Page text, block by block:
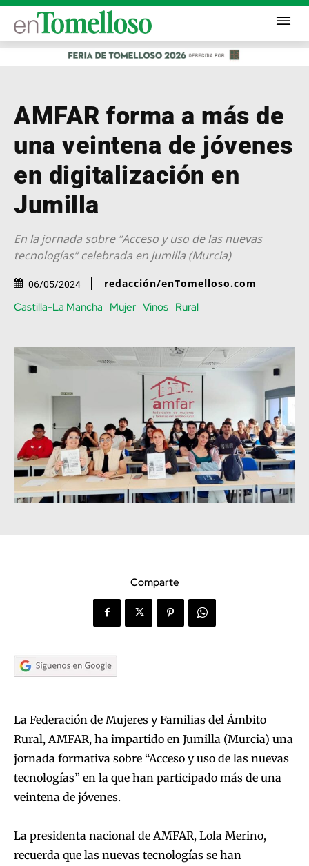
AMFAR forma a más de
una veintena de jóvenes
en digitalización en
Jumilla
En la jornada sobre “Acceso y uso de las nuevas
tecnologías” celebrada en Jumilla (Murcia)
06/05/2024 redacción/enTomelloso.com
Castilla-La Mancha Mujer Vinos Rural
Comparte
La Federación de Mujeres y Familias del Ámbito
Rural, AMFAR, ha impartido en Jumilla (Murcia) una
jornada formativa sobre “Acceso y uso de las nuevas
tecnologías” en la que han participado más de una
veintena de jóvenes.
La presidenta nacional de AMFAR, Lola Merino,
recuerda que las nuevas tecnologías se han